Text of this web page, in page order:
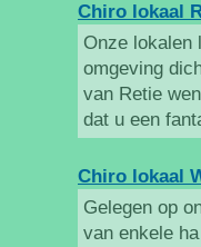
Chiro lokaal
Onze lokalen
omgeving
van Retie
dat u een
Chiro lokaal
Gelegen op
van enkele